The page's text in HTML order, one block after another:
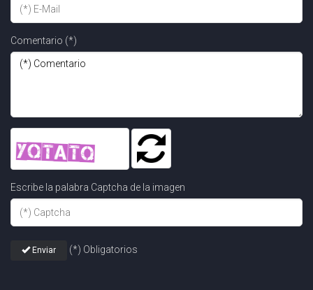
Comentario (*)
Escribe la palabra Captcha de la imagen
Enviar (*) Obligatorios